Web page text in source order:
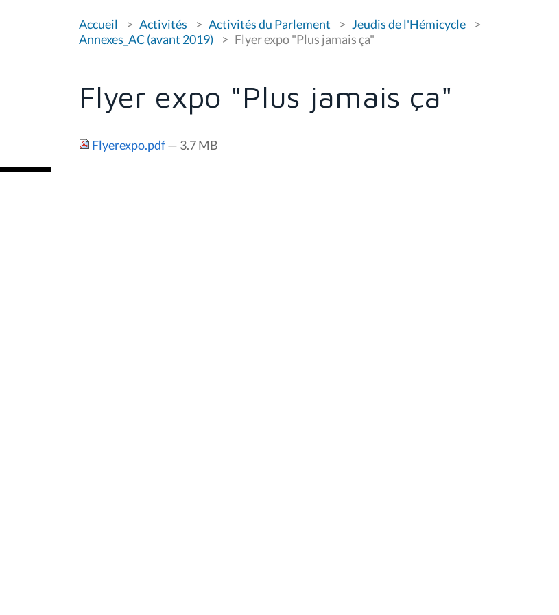
o
u
s
:
Accueil Activités Activités du Parlement
Jeudis de l'Hémicycle
Annexes_AC (avant 2019)
Flyer expo "Plus jamais ça"
Flyer expo "Plus jamais ça"
Flyerexpo.pdf— 3.7 MB